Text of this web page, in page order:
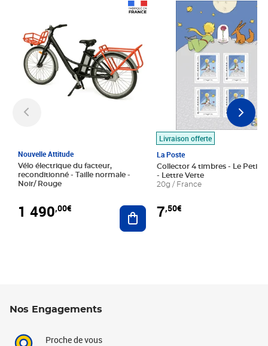
Nouvelle Attitude
Vélo électrique du facteur,
reconditionné - Taille normale -
Noir/ Rouge
1 490,00€ Ajouter au panier
Livraison offerte
La Poste
Collector 4 timbres - Le Petit
- Lettre Verte
20g / France
7,50€
Prix 7,50€
Nos Engagements
Proche de vous